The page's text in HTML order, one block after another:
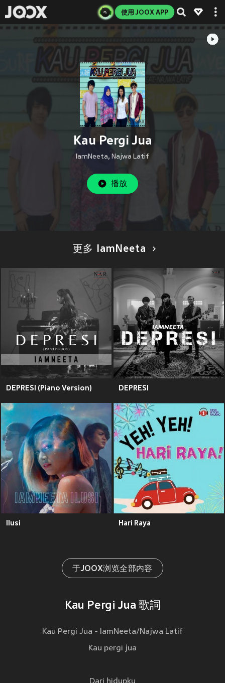
使用 JOOX APP
Kau Pergi Jua
IamNeeta, Najwa Latif
播放
更多 IamNeeta
DEPRESI (Piano Version) DEPRESI
Ilusi Hari Raya
于JOOX浏览全部内容
Kau Pergi Jua 歌詞
Kau Pergi Jua - IamNeeta/Najwa Latif
Kau pergi jua